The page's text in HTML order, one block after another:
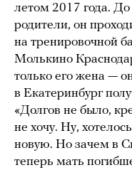
летом 2017 года. До
родители, он
на тренировочной
Молькино
только его жена —
в Екатеринбург
«Долгов не было,
не хочу. Ну,
новую. Но зачем в
теперь мать